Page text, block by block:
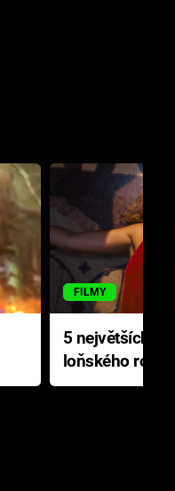
FILMY
5 největších
loňského roku:
jediné